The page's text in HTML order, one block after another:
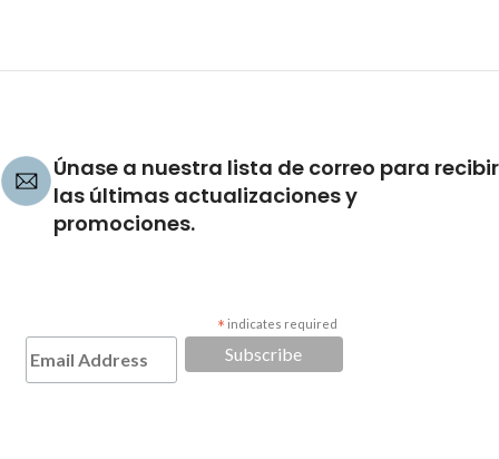
Únase a nuestra lista de correo para recibir
las últimas actualizaciones y
promociones.
* indicates required